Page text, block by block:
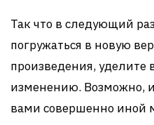
Так что в следующий
погружаться в новую
произведения, уделите
изменению. Возможно,
вами совершенно иной